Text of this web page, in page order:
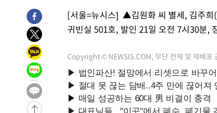
-32011초 전 >
-31398초 전 >
[속보]산업장관 "美무역법 제301조 과잉생산 결과
-31191초 전 >
[속보]코스피 매도사이드카 발동…4%대 급락
-30463초 전 >
-28024초 전 >
서울 열대야 15일째 지속…비공식 '초열대야' 30도 넘
-26591초 전 >
[속보]코스닥, 2.15포인트(0.27%) 내린 797.44 출발
-26574초 전 >
[속보]코스피, 119.51포인트(1.81%) 내린 6478.75
-23021초 전 >
6월 경상수지 497.3억 달러…두 달 연속 사상 최대
[서울=뉴시스] ▲김원화 씨 별세, 김주희
귀빈실 501호, 발인 21일 오전 7시30분,
Copyright © NEWSIS.COM, 무단 전재 및 재배포